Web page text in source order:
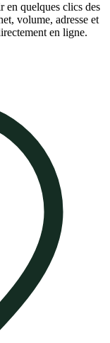
en quelques clics des
volume, adresse et
en ligne.